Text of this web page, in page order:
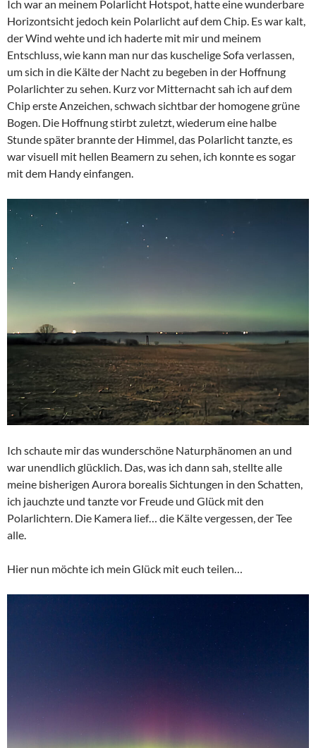
Ich war an meinem Polarlicht Hotspot, hatte eine wunderbare
Horizontsicht jedoch kein Polarlicht auf dem Chip. Es war kalt,
der Wind wehte und ich haderte mit mir und meinem
Entschluss, wie kann man nur das kuschelige Sofa verlassen,
um sich in die Kälte der Nacht zu begeben in der Hoffnung
Polarlichter zu sehen. Kurz vor Mitternacht sah ich auf dem
Chip erste Anzeichen, schwach sichtbar der homogene grüne
Bogen. Die Hoffnung stirbt zuletzt, wiederum eine halbe
Stunde später brannte der Himmel, das Polarlicht tanzte, es
war visuell mit hellen Beamern zu sehen, ich konnte es sogar
mit dem Handy einfangen.
Ich schaute mir das wunderschöne Naturphänomen an und
war unendlich glücklich. Das, was ich dann sah, stellte alle
meine bisherigen Aurora borealis Sichtungen in den Schatten,
ich jauchzte und tanzte vor Freude und Glück mit den
Polarlichtern. Die Kamera lief… die Kälte vergessen, der Tee
alle.
Hier nun möchte ich mein Glück mit euch teilen…